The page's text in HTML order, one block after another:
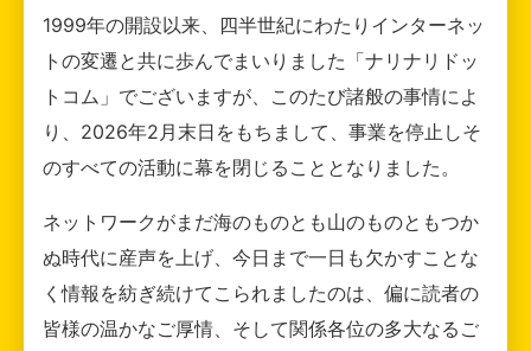
1999年の開設以来、四半世紀にわたりインターネッ
トの変遷と共に歩んでまいりました「ナリナリドッ
トコム」でございますが、このたび諸般の事情によ
り、2026年2月末日をもちまして、事業を停止しそ
のすべての活動に幕を閉じることとなりました。
ネットワークがまだ海のものとも山のものともつか
ぬ時代に産声を上げ、今日まで一日も欠かすことな
く情報を紡ぎ続けてこられましたのは、偏に読者の
皆様の温かなご厚情、そして関係各位の多大なるご